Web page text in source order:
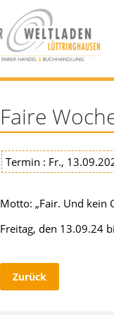
Faire
Termin : Fr.,
Motto: „Fair. Und kein
Freitag, den 13.09.24
Zurück